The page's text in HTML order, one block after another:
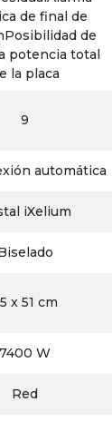
de final de
de
potencia total
la placa
9
automática
iXelium
x 51 cm
7400 W
Red